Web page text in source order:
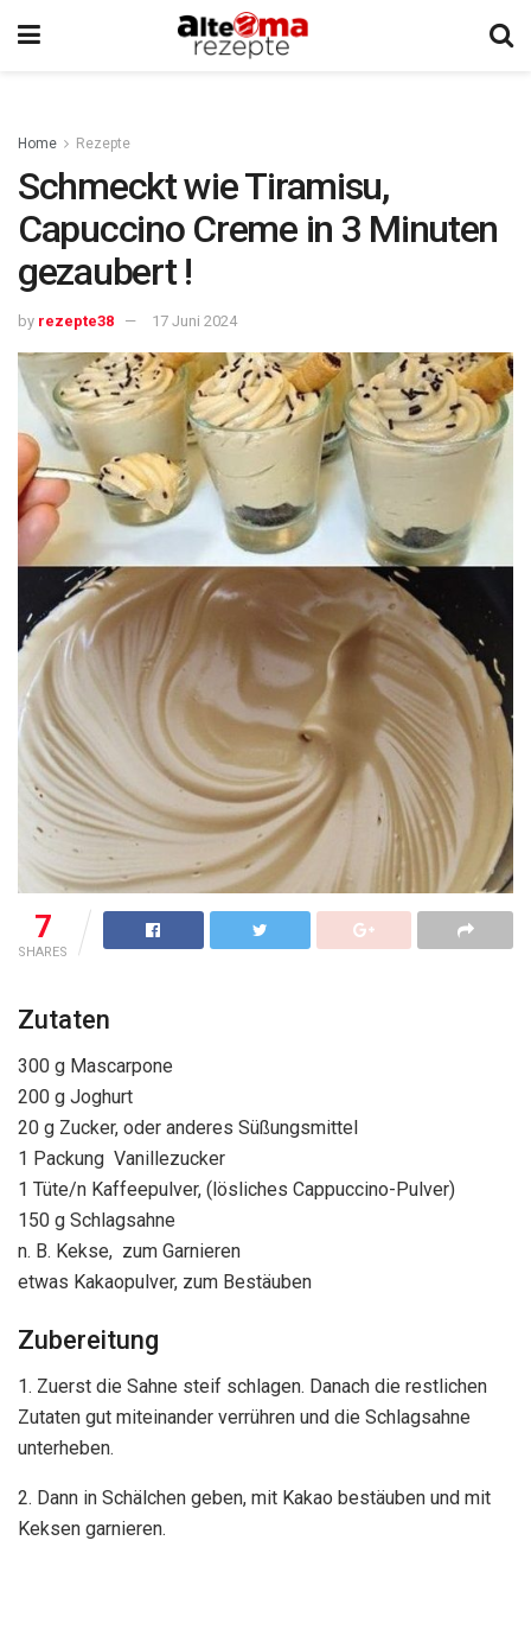
Home Rezepte
Schmeckt wie Tiramisu,
Capuccino Creme in 3 Minuten
gezaubert !
by rezepte38 17 Juni 2024
7
SHARES
Zutaten
300 g Mascarpone
200 g Joghurt
20 g Zucker, oder anderes Süßungsmittel
1 Packung Vanillezucker
1 Tüte/n Kaffeepulver, (lösliches Cappuccino-Pulver)
150 g Schlagsahne
n. B. Kekse, zum Garnieren
etwas Kakaopulver, zum Bestäuben
Zubereitung
1. Zuerst die Sahne steif schlagen. Danach die restlichen
Zutaten gut miteinander verrühren und die Schlagsahne
unterheben.
2. Dann in Schälchen geben, mit Kakao bestäuben und mit
Keksen garnieren.